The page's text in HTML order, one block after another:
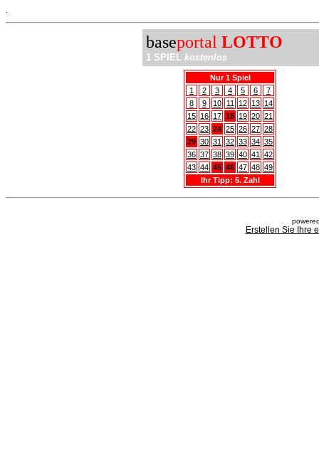
baseportal LOTTO
1 SPIEL kostenlos
Nur 1 Spiel
1
2 3 4 5 6
7
8
9 10 11 12 13 14
15 16 17 18 19 20 21
22 23 24 25 26 27 28
29 30 31 32 33 34 35
36 37 38 39 40 41
42
43 44 45 46 47 48 49
Ihr Tipp: 5. Zahl
Erstellen Sie Ihre